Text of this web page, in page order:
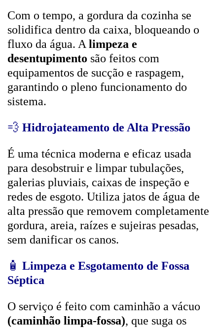
Com o tempo, a gordura da cozinha se
solidifica dentro da caixa, bloqueando o
fluxo da água. A limpeza e
desentupimento são feitos com
equipamentos de sucção e raspagem,
garantindo o pleno funcionamento do
sistema.
💨 Hidrojateamento de Alta Pressão
É uma técnica moderna e eficaz usada
para desobstruir e limpar tubulações,
galerias pluviais, caixas de inspeção e
redes de esgoto. Utiliza jatos de água de
alta pressão que removem completamente
gordura, areia, raízes e sujeiras pesadas,
sem danificar os canos.
🧴 Limpeza e Esgotamento de Fossa
Séptica
O serviço é feito com caminhão a vácuo
(caminhão limpa-fossa), que suga os